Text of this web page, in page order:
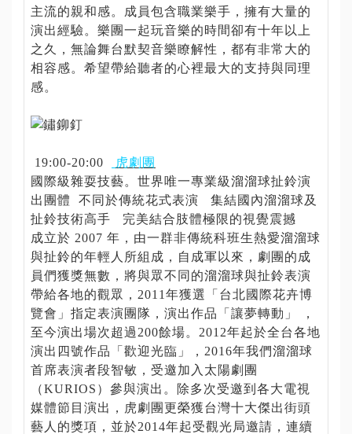
告
個
資
護
資
訊
圖
像
化
政
府
公
開
主流的親和感。成員包含職業樂手，擁有大量的
演出經驗。樂團一起玩音樂的時間卻有十年以上
之久，無論舞台默契音樂瞭解性，都有非常大的
相容感。希望帶給聽者的心裡最大的支持與同理
感。
19:00-20:00
虎劇團
國際級雜耍技藝。世界唯一專業級溜溜球扯鈴演
出團體 不同於傳統花式表演 集結國內溜溜球及
扯鈴技術高手 完美結合肢體極限的視覺震撼
成立於 2007 年，由一群非傳統科班生熱愛溜溜球
與扯鈴的年輕人所組成，自成軍以來，劇團的成
員們獲獎無數，將與眾不同的溜溜球與扯鈴表演
帶給各地的觀眾，2011年獲選「台北國際花卉博
覽會」指定表演團隊，演出作品「讓夢轉動」 ，
至今演出場次超過200餘場。2012年起於全台各地
演出四號作品「歡迎光臨」，2016年我們溜溜球
首席表演者段智敏，受邀加入太陽劇團
（KURIOS）參與演出。除多次受邀到各大電視
媒體節目演出，虎劇團更榮獲台灣十大傑出街頭
藝人的獎項，並於2014年起受觀光局邀請，連續